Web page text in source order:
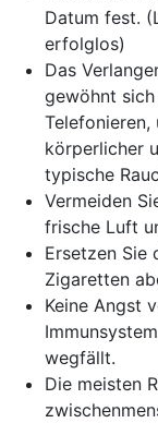
Datum fest.
erfolglos)
Das
gewöhnt sich
Telefonieren,
körperlicher
typische
Vermeiden
frische Luft
Ersetzen Sie
Zigaretten
Keine Angst
wegfällt.
Die meisten